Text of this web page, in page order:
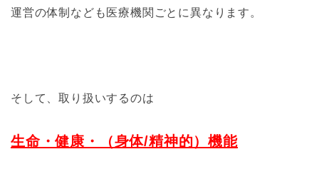
運営の体制なども医療機関ごとに異なります。
そして、取り扱いするのは
生命・健康・（身体/精神的）機能